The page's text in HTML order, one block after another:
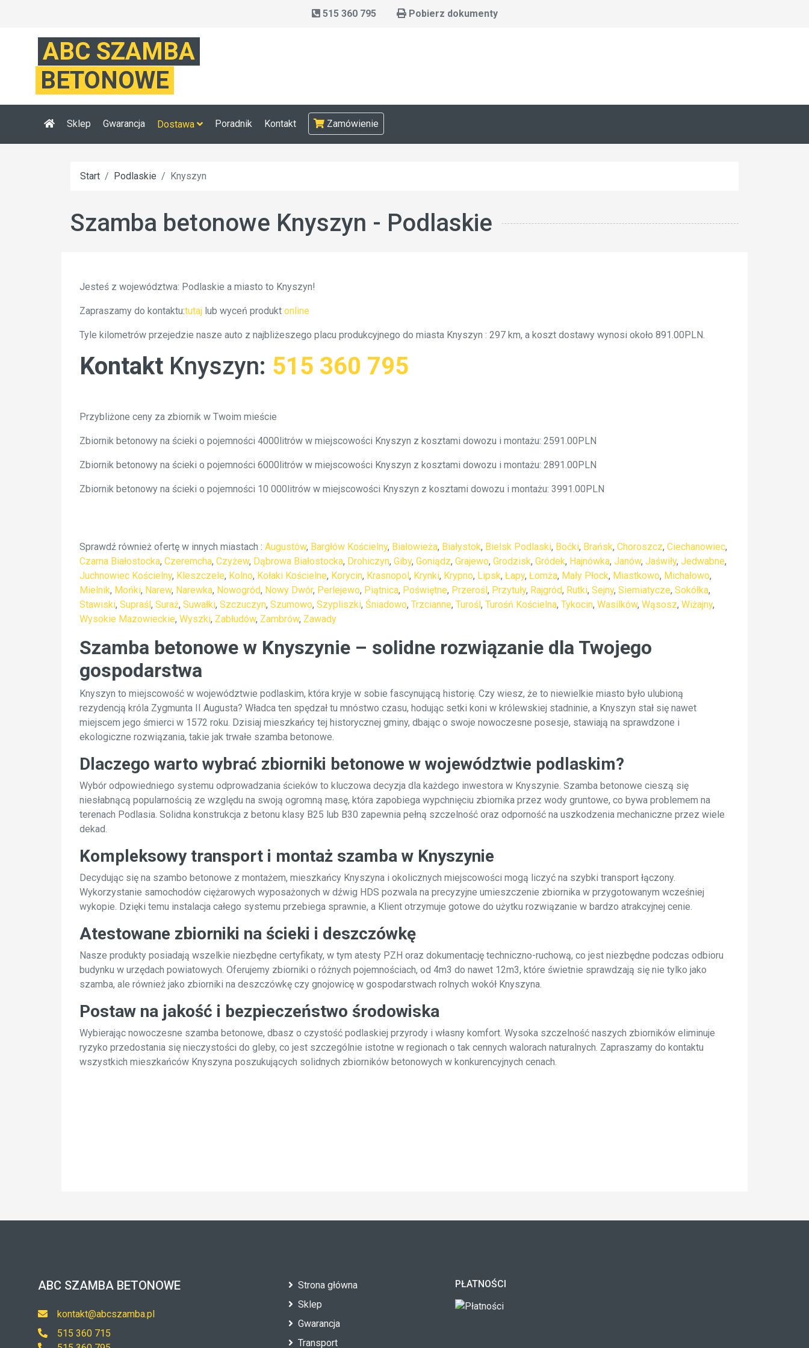
515 360 795 Pobierz dokumenty
ABC SZAMBA
BETONOWE
Sklep Gwarancja Dostawa Poradnik Kontakt Zamówienie
Start Podlaskie Knyszyn
Szamba betonowe Knyszyn - Podlaskie
Jesteś z województwa: Podlaskie a miasto to Knyszyn!
Zapraszamy do kontaktu:tutaj lub wyceń produkt online
Tyle kilometrów przejedzie nasze auto z najbliżeszego placu produkcyjnego do miasta Knyszyn : 297 km, a koszt dostawy wynosi około 891.00PLN.
Kontakt Knyszyn: 515 360 795
Przybliżone ceny za zbiornik w Twoim mieście
Zbiornik betonowy na ścieki o pojemności 4000litrów w miejscowości Knyszyn z kosztami dowozu i montażu: 2591.00PLN
Zbiornik betonowy na ścieki o pojemności 6000litrów w miejscowości Knyszyn z kosztami dowozu i montażu: 2891.00PLN
Zbiornik betonowy na ścieki o pojemności 10 000litrów w miejscowości Knyszyn z kosztami dowozu i montażu: 3991.00PLN
Sprawdź również ofertę w innych miastach : Augustów, Bargłów Kościelny, Białowieża, Białystok, Bielsk Podlaski, Boćki, Brańsk, Choroszcz, Ciechanowiec,
Czarna Białostocka, Czeremcha, Czyżew, Dąbrowa Białostocka, Drohiczyn, Giby, Goniądz, Grajewo, Grodzisk, Gródek, Hajnówka, Janów, Jaświły, Jedwabne,
Juchnowiec Kościelny, Kleszczele, Kolno, Kołaki Kościelne, Korycin, Krasnopol, Krynki, Krypno, Lipsk, Łapy, Łomża, Mały Płock, Miastkowo, Michałowo,
Mielnik, Mońki, Narew, Narewka, Nowogród, Nowy Dwór, Perlejewo, Piątnica, Poświętne, Przerośl, Przytuły, Rajgród, Rutki, Sejny, Siemiatycze, Sokółka,
Stawiski, Supraśl, Suraż, Suwałki, Szczuczyn, Szumowo, Szypliszki, Śniadowo, Trzcianne, Turośl, Turośń Kościelna, Tykocin, Wasilków, Wąsosz, Wiżajny,
Wysokie Mazowieckie, Wyszki, Zabłudów, Zambrów, Zawady
Szamba betonowe w Knyszynie – solidne rozwiązanie dla Twojego
gospodarstwa
Knyszyn to miejscowość w województwie podlaskim, która kryje w sobie fascynującą historię. Czy wiesz, że to niewielkie miasto było ulubioną
rezydencją króla Zygmunta II Augusta? Władca ten spędzał tu mnóstwo czasu, hodując setki koni w królewskiej stadninie, a Knyszyn stał się nawet
miejscem jego śmierci w 1572 roku. Dzisiaj mieszkańcy tej historycznej gminy, dbając o swoje nowoczesne posesje, stawiają na sprawdzone i
ekologiczne rozwiązania, takie jak trwałe szamba betonowe.
Dlaczego warto wybrać zbiorniki betonowe w województwie podlaskim?
Wybór odpowiedniego systemu odprowadzania ścieków to kluczowa decyzja dla każdego inwestora w Knyszynie. Szamba betonowe cieszą się
niesłabnącą popularnością ze względu na swoją ogromną masę, która zapobiega wypchnięciu zbiornika przez wody gruntowe, co bywa problemem na
terenach Podlasia. Solidna konstrukcja z betonu klasy B25 lub B30 zapewnia pełną szczelność oraz odporność na uszkodzenia mechaniczne przez wiele
dekad.
Kompleksowy transport i montaż szamba w Knyszynie
Decydując się na szambo betonowe z montażem, mieszkańcy Knyszyna i okolicznych miejscowości mogą liczyć na szybki transport łączony.
Wykorzystanie samochodów ciężarowych wyposażonych w dźwig HDS pozwala na precyzyjne umieszczenie zbiornika w przygotowanym wcześniej
wykopie. Dzięki temu instalacja całego systemu przebiega sprawnie, a Klient otrzymuje gotowe do użytku rozwiązanie w bardzo atrakcyjnej cenie.
Atestowane zbiorniki na ścieki i deszczówkę
Nasze produkty posiadają wszelkie niezbędne certyfikaty, w tym atesty PZH oraz dokumentację techniczno-ruchową, co jest niezbędne podczas odbioru
budynku w urzędach powiatowych. Oferujemy zbiorniki o różnych pojemnościach, od 4m3 do nawet 12m3, które świetnie sprawdzają się nie tylko jako
szamba, ale również jako zbiorniki na deszczówkę czy gnojowicę w gospodarstwach rolnych wokół Knyszyna.
Postaw na jakość i bezpieczeństwo środowiska
Wybierając nowoczesne szamba betonowe, dbasz o czystość podlaskiej przyrody i własny komfort. Wysoka szczelność naszych zbiorników eliminuje
ryzyko przedostania się nieczystości do gleby, co jest szczególnie istotne w regionach o tak cennych walorach naturalnych. Zapraszamy do kontaktu
wszystkich mieszkańców Knyszyna poszukujących solidnych zbiorników betonowych w konkurencyjnych cenach.
ABC SZAMBA BETONOWE
kontakt@abcszamba.pl
515 360 715
Strona główna
Sklep
Gwarancja
Transport
PŁATNOŚCI